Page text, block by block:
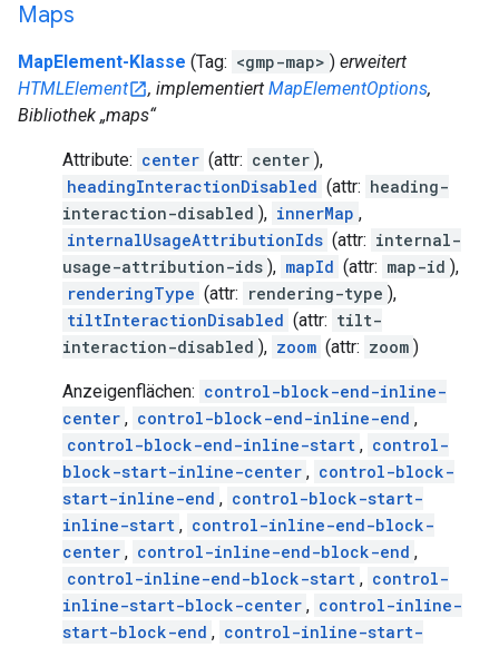
Maps
MapElement-Klasse (Tag: <gmp-map> ) erweitert
HTMLElement
, implementiert MapElementOptions,
Bibliothek „maps“
Attribute: center (attr: center ),
headingInteractionDisabled (attr: heading-
interaction-disabled ), innerMap ,
internalUsageAttributionIds (attr: internal-
usage-attribution-ids ), mapId (attr: map-id ),
renderingType (attr: rendering-type ),
tiltInteractionDisabled (attr: tilt-
interaction-disabled ), zoom (attr: zoom )
Anzeigenflächen: control-block-end-inline-
center , control-block-end-inline-end ,
control-block-end-inline-start , control-
block-start-inline-center , control-block-
start-inline-end , control-block-start-
inline-start , control-inline-end-block-
center , control-inline-end-block-end ,
control-inline-end-block-start , control-
inline-start-block-center , control-inline-
start-block-end , control-inline-start-